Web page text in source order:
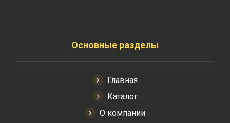
Основные разделы
Главная
Каталог
О компании